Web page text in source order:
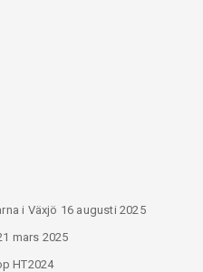
i Växjö 16 augusti 2025
mars 2025
HT2024